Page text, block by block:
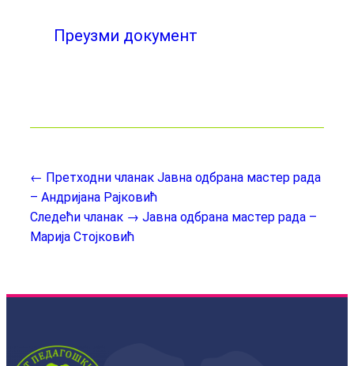
Преузми документ
← Претходни чланак Јавна одбрана мастер рада
– Андријана Рајковић
Следећи чланак → Јавна одбрана мастер рада –
Марија Стојковић